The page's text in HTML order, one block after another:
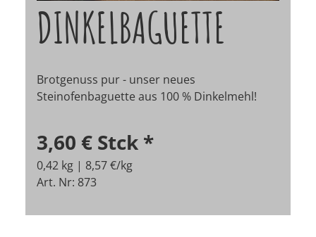
DINKELBAGUETTE
Brotgenuss pur - unser neues
Steinofenbaguette aus 100 % Dinkelmehl!
3,60 € Stck *
0,42 kg | 8,57 €/kg
Art. Nr: 873